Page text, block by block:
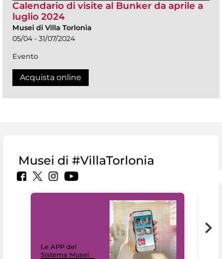
Calendario di visite al Bunker da aprile a
luglio 2024
Musei di Villa Torlonia
05/04 - 31/07/2024
Evento
Acquista online
Musei di #VillaTorlonia
Le APP del
Sistema Musei